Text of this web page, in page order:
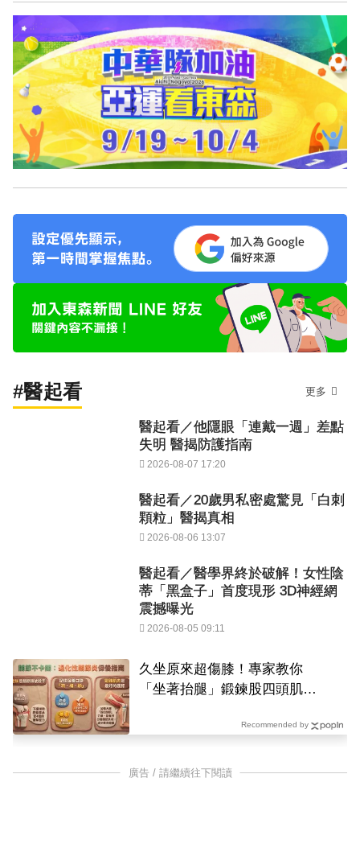
#醫起看 更多
醫起看／他隱眼「連戴一週」差點
失明 醫揭防護指南
2026-08-07 17:20
醫起看／20歲男私密處驚見「白刺
顆粒」醫揭真相
2026-08-06 13:07
醫起看／醫學界終於破解！女性陰
蒂「黑盒子」首度現形 3D神經網
震撼曝光
2026-08-05 09:11
久坐原來超傷膝！專家教你
「坐著抬腿」鍛鍊股四頭肌，
Recommended by
廣告 / 請繼續往下閱讀